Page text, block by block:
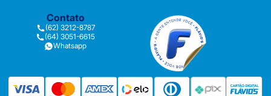
Contato
(62) 3212-8787
(64) 3051-6615
Whatsapp